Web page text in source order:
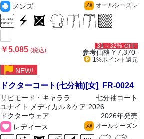
メンズ
All オールシーズン
￥5,085(税込)
31～32% OFF
参考価格￥7,370-
1%ポイント 還元
NEW!
ドクターコート(七分袖)[女] FR-0024
リビモード・キャララ
七分袖コート
ユナイト メディカル＆ケア 2026
ドクターウェア
2026年発売
レディース
All オールシーズン